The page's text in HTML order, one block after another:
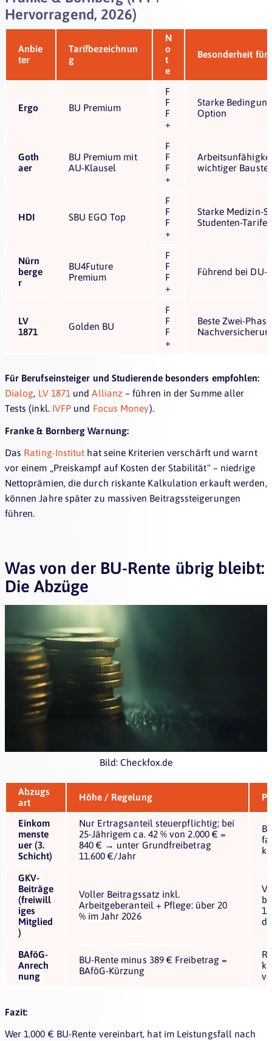
Hervorragend, 2026)
Anbie
ter
Tarifbezeichnun
g
N
o
t
e
Besonderheit für
Ergo BU Premium
F
F
F
+
Starke
Option
Goth
aer
BU Premium mit
AU-Klausel
F
F
F
+
wichtiger
HDI SBU EGO Top
F
F
F
+
Starke Medizin-
Studenten-Tarife
Nürn
berge
r
BU4Future
Premium
F
F
F
+
Führend bei
LV
1871
Golden BU
F
F
F
+
Beste Zwei-
Für Berufseinsteiger und Studierende besonders empfohlen:
Dialog, LV 1871 undAllianz– führen in der Summe aller
Tests (inkl. IVFP und Focus Money).
Franke & Bornberg Warnung:
Das Rating-Institut hat seine Kriterien verschärft und warnt
vor einem „Preiskampf auf Kosten der Stabilität" – niedrige
Nettoprämien, die durch riskante Kalkulation erkauft werden,
können Jahre später zu massiven Beitragssteigerungen
führen.
Was von der BU-Rente übrig bleibt:
Die Abzüge
Bild: Checkfox.de
Abzugs
art
Höhe / Regelung
Einkom
menste
uer (3.
Schicht)
Nur Ertragsanteil steuerpflichtig; bei
25-Jährigem ca. 42 % von 2.000 € =
840 € → unter Grundfreibetrag
11.600 €/Jahr
GKV-
Beiträge
(freiwill
iges
Mitglied
)
Voller Beitragssatz inkl.
Arbeitgeberanteil + Pflege: über 20
% im Jahr 2026
BAföG-
Anrech
nung
BU-Rente minus 389 € Freibetrag =
BAföG-Kürzung
Fazit:
Wer 1.000 € BU-Rente vereinbart, hat im Leistungsfall nach